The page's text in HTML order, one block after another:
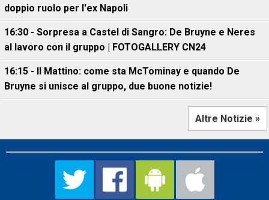
doppio ruolo per l'ex Napoli
16:30 - Sorpresa a Castel di Sangro: De Bruyne e Neres
al lavoro con il gruppo | FOTOGALLERY CN24
16:15 - Il Mattino: come sta McTominay e quando De
Bruyne si unisce al gruppo, due buone notizie!
Altre Notizie »